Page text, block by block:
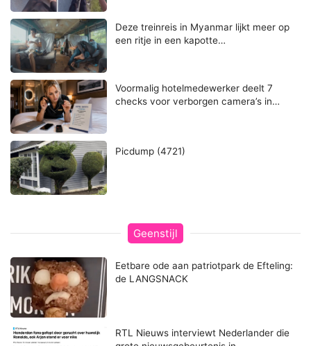
Deze treinreis in Myanmar lijkt meer op
een ritje in een kapotte…
Voormalig hotelmedewerker deelt 7
checks voor verborgen camera’s in…
Picdump (4721)
Geenstijl
Eetbare ode aan patriotpark de Efteling:
de LANGSNACK
RTL Nieuws interviewt Nederlander die